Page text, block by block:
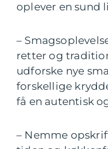
oplever en sund
–
retter og
udforske nye
forskellige
få en autentisk
– Nemme